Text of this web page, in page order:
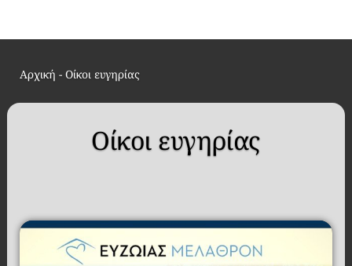
Αρχική - Οίκοι ευγηρίας
Οίκοι ευγηρίας